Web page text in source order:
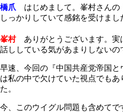
橋爪 はじめまして。峯村さんの
しっかりしていて感銘を受けま
峯村ありがとうございます。実
話ししている気があまりしないの
早速、今回の『中国共産党帝国
は私の中で欠けていた視点でも
た。
今、このウイグル問題も含めて